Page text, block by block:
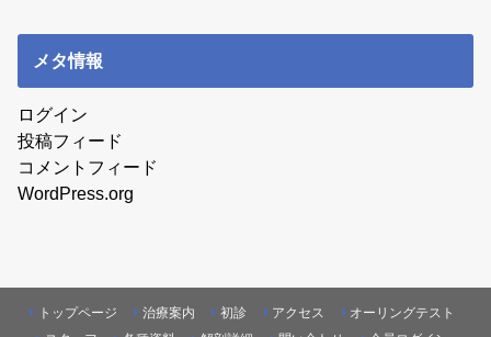
メタ情報
ログイン
投稿フィード
コメントフィード
WordPress.org
トップページ 治療案内 初診 アクセス
オーリングテスト